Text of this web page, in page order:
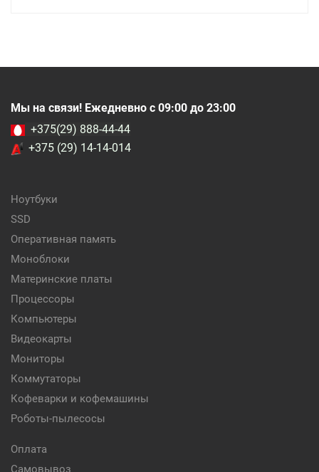
Мы на связи! Ежедневно с 09:00 до 23:00
+375(29) 888-44-44
+375 (29) 14-14-014
Ноутбуки
SSD
Оперативная память
Моноблоки
Материнские платы
Процессоры
Компьютеры
Видеокарты
Мониторы
Коммутаторы
Кофеварки и кофемашины
Роботы-пылесосы
Оплата
Самовывоз